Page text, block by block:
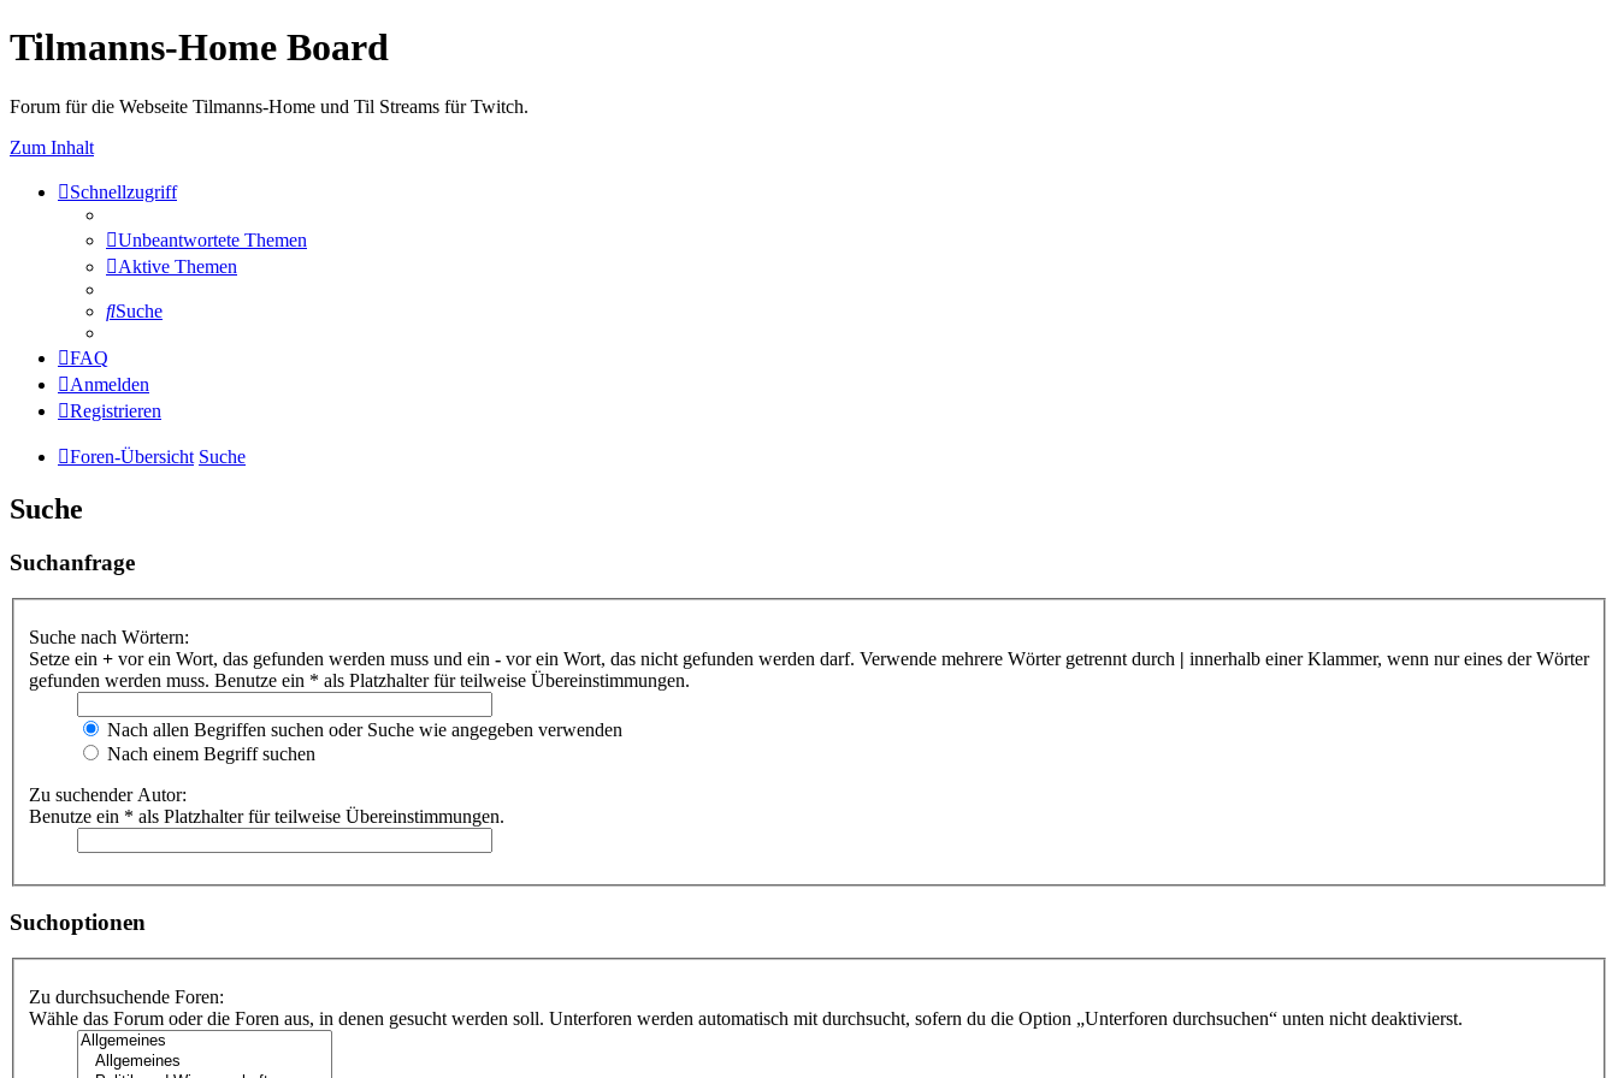
Tilmanns-Home Board
Forum für die Webseite Tilmanns-Home und Til Streams für Twitch.
Zum Inhalt
Schnellzugriff
Unbeantwortete Themen
Aktive Themen
Suche
FAQ
Anmelden
Registrieren
Foren-Übersicht Suche
Suche
Suchanfrage
Suche nach Wörtern:
Setze ein + vor ein Wort, das gefunden werden muss und ein - vor ein Wort, das nicht gefunden werden darf. Verwende mehrere Wörter getrennt durch | innerhalb einer Klammer, wenn nur eines der Wörter
gefunden werden muss. Benutze ein * als Platzhalter für teilweise Übereinstimmungen.
Nach allen Begriffen suchen oder Suche wie angegeben verwenden
Nach einem Begriff suchen
Zu suchender Autor:
Benutze ein * als Platzhalter für teilweise Übereinstimmungen.
Suchoptionen
Zu durchsuchende Foren:
Wähle das Forum oder die Foren aus, in denen gesucht werden soll. Unterforen werden automatisch mit durchsucht, sofern du die Option „Unterforen durchsuchen“ unten nicht deaktivierst.